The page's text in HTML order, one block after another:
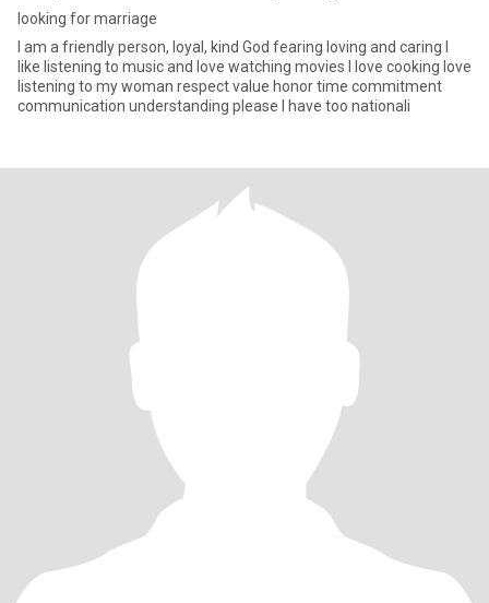
looking for marriage
I am a friendly person, loyal, kind God fearing loving and caring I
like listening to music and love watching movies I love cooking love
listening to my woman respect value honor time commitment
communication understanding please I have too nationali